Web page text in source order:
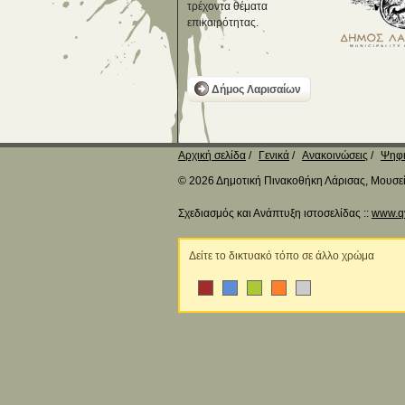
τρέχοντα θέματα
επικαιρότητας.
Δήμος Λαρισαίων
Αρχική σελίδα Γενικά Ανακοινώσεις
© 2026 Δημοτική Πινακοθήκη Λάρισας,
Σχεδιασμός και Ανάπτυξη ιστοσελίδας ::
Δείτε το δικτυακό τόπο σε άλλο χρώμα